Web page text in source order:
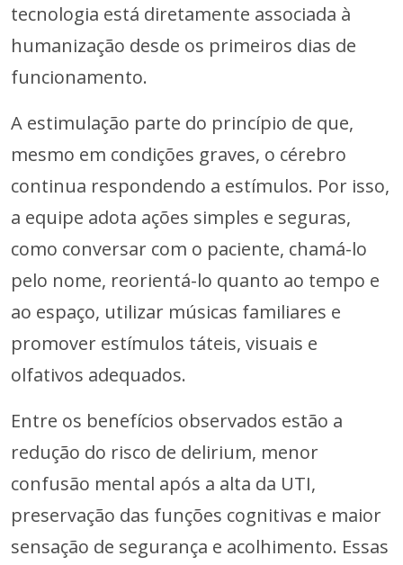
tecnologia está diretamente associada à
humanização desde os primeiros dias de
funcionamento.
A estimulação parte do princípio de que,
mesmo em condições graves, o cérebro
continua respondendo a estímulos. Por isso,
a equipe adota ações simples e seguras,
como conversar com o paciente, chamá-lo
pelo nome, reorientá-lo quanto ao tempo e
ao espaço, utilizar músicas familiares e
promover estímulos táteis, visuais e
olfativos adequados.
Entre os benefícios observados estão a
redução do risco de delirium, menor
confusão mental após a alta da UTI,
preservação das funções cognitivas e maior
sensação de segurança e acolhimento. Essas